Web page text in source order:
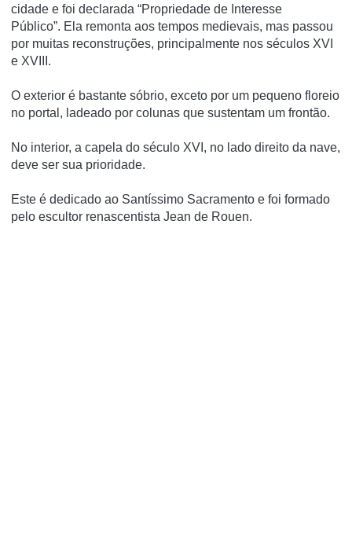
cidade e foi declarada “Propriedade de Interesse
Público”. Ela remonta aos tempos medievais, mas passou
por muitas reconstruções, principalmente nos séculos XVI
e XVIII.
O exterior é bastante sóbrio, exceto por um pequeno floreio
no portal, ladeado por colunas que sustentam um frontão.
No interior, a capela do século XVI, no lado direito da nave,
deve ser sua prioridade.
Este é dedicado ao Santíssimo Sacramento e foi formado
pelo escultor renascentista Jean de Rouen.